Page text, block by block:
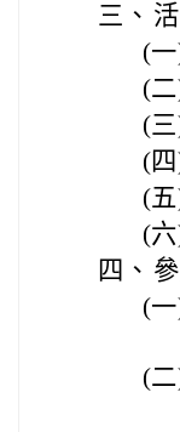
三、
(
(
(
(
(
(
四、
(
(